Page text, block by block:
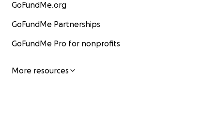
GoFundMe.org
GoFundMe Partnerships
GoFundMe Pro for nonprofits
More resources